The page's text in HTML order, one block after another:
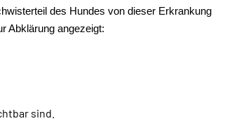
des Hundes von dieser Erkrankung
Abklärung angezeigt:
sind.